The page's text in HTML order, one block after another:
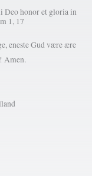
Deo honor et gloria in
1, 17
eneste Gud være ære
Amen.